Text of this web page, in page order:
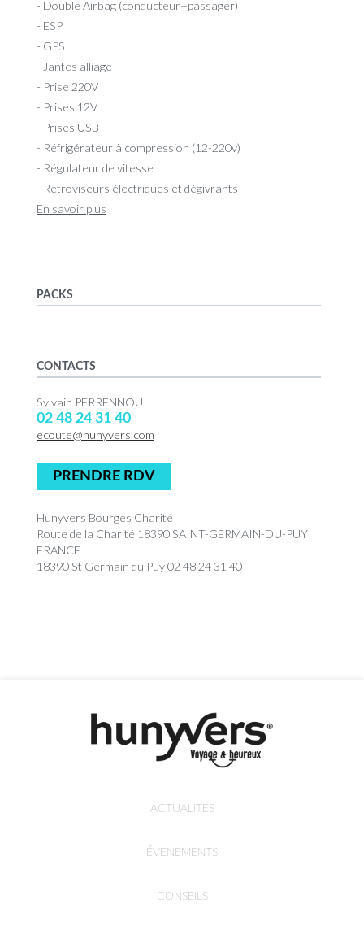
- Double Airbag (conducteur+passager)
- ESP
- GPS
- Jantes alliage
- Prise 220V
- Prises 12V
- Prises USB
- Réfrigérateur à compression (12-220v)
- Régulateur de vitesse
- Rétroviseurs électriques et dégivrants
En savoir plus
PACKS
CONTACTS
Sylvain PERRENNOU
02 48 24 31 40
ecoute@hunyvers.com
PRENDRE RDV
Hunyvers Bourges Charité
Route de la Charité 18390 SAINT-GERMAIN-DU-PUY
FRANCE
18390 St Germain du Puy 02 48 24 31 40
ACTUALITÉS
ÉVENEMENTS
CONSEILS